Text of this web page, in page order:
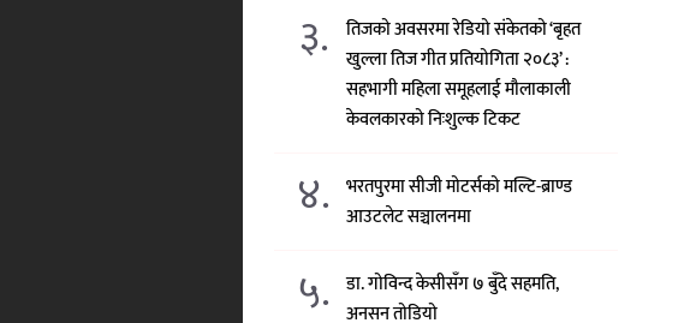
३.
तिजको अवसरमा रेडियो संकेतको ‘बृहत
खुल्ला तिज गीत प्रतियोगिता २०८३’ :
सहभागी महिला समूहलाई मौलाकाली
केवलकारको निःशुल्क टिकट
४.
भरतपुरमा सीजी मोटर्सको मल्टि-ब्राण्ड
आउटलेट सञ्चालनमा
५.
डा. गोविन्द केसीसँग ७ बुँदे सहमति,
अनसन तोडियो